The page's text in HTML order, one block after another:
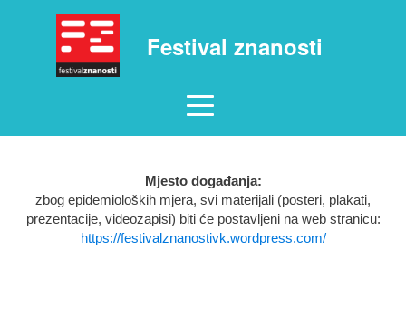
Festival znanosti
Mjesto događanja:
zbog epidemioloških mjera, svi materijali (posteri, plakati,
prezentacije, videozapisi) biti će postavljeni na web stranicu:
https://festivalznanostivk.wordpress.com/